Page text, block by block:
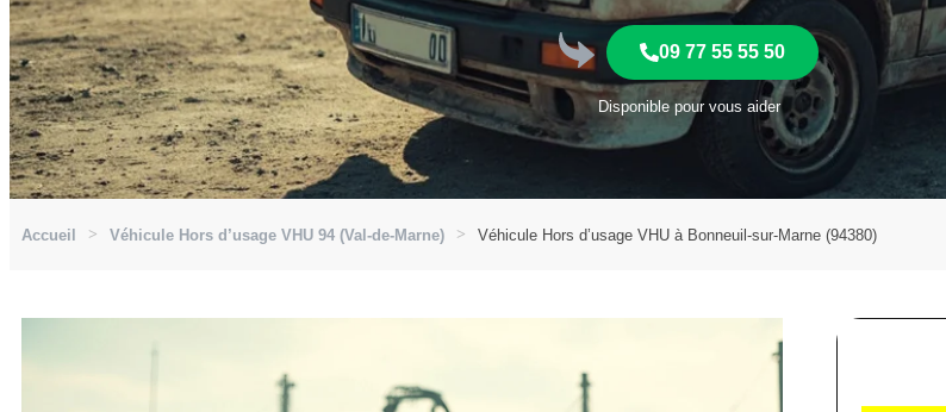
09 77 55 55 50
Disponible pour vous aider
Accueil Véhicule Hors d’usage VHU 94 (Val-de-Marne) Véhicule Hors d’usage VHU à Bonneuil-sur-Marne (94380)